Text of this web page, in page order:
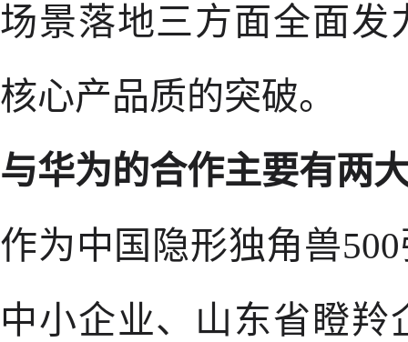
场景落地三方面全面发
核心产品质的突破。
与华为的合作主要有两
作为中国隐形独角兽
中小企业、山东省瞪